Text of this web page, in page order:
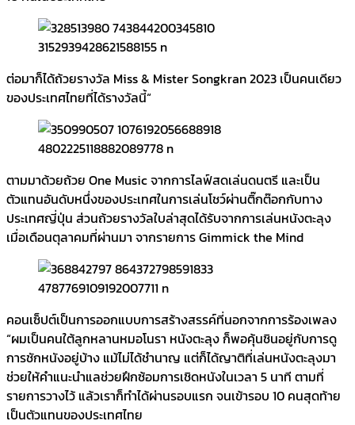
ต่อมาก็ได้ถ้วยรางวัล Miss & Mister Songkran 2023 เป็นคนเดียว
ของประเทศไทยที่ได้รางวัลนี้“
ตามมาด้วยถ้วย One Music จากการไลฟ์สดเล่นดนตรี และเป็น
ตัวแทนอันดับหนึ่งของประเทศในการเล่นโชว์ผ่านติ๊กต๊อกกับทาง
ประเทศญี่ปุ่น ส่วนถ้วยรางวัลใบล่าสุดได้รับจากการเล่นหนังตะลุง
เมื่อเดือนตุลาคมที่ผ่านมา จากรายการ Gimmick the Mind
คอนเซ็ปต์เป็นการออกแบบการสร้างสรรค์ที่นอกจากการร้องเพลง
“ผมเป็นคนใต้ลูกหลานหมอโนรา หนังตะลุง ก็พอคุ้นชินอยู่กับการดู
การชักหนังอยู่บ้าง แม้ไม่ได้ชำนาญ แต่ก็ได้ญาติที่เล่นหนังตะลุงมา
ช่วยให้คำแนะนำแลช่วยฝึกซ้อมการเชิดหนังในเวลา 5 นาที ตามที่
รายการวางไว้ แล้วเราก็ทำได้ผ่านรอบแรก จนเข้ารอบ 10 คนสุดท้าย
เป็นตัวแทนของประเทศไทย